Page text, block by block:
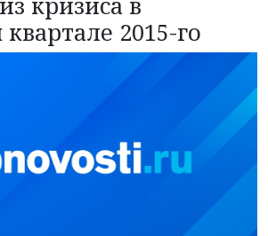
2015-го